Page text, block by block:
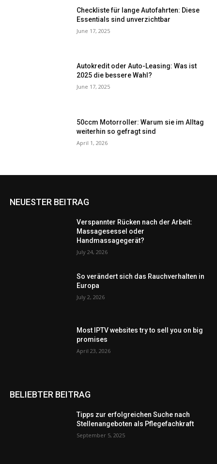
Checkliste für lange Autofahrten: Diese
Essentials sind unverzichtbar
June 17, 2025
Autokredit oder Auto-Leasing: Was ist
2025 die bessere Wahl?
June 17, 2025
50ccm Motorroller: Warum sie im Alltag
weiterhin so gefragt sind
April 1, 2026
NEUESTER BEITRAG
Verspannter Rücken nach der Arbeit:
Massagesessel oder
Handmassagegerät?
July 24, 2026
So verändert sich das Rauchverhalten in
Europa
July 2, 2026
Most IPTV websites try to sell you on big
promises
April 23, 2026
BELIEBTER BEITRAG
Tipps zur erfolgreichen Suche nach
Stellenangeboten als Pflegefachkraft
September 5, 2025